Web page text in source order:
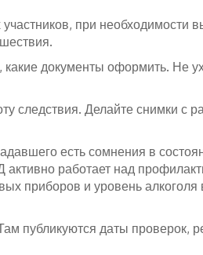
при необходимости
документы оформить. Не
следствия. Делайте снимки с
есть сомнения в
работает над
приборов и уровень алкоголя
публикуются даты проверок,